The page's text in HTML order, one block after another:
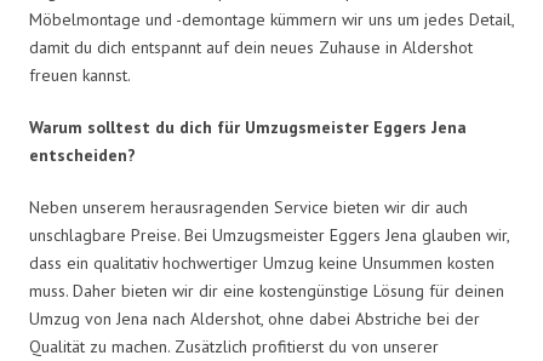
Möbelmontage und -demontage kümmern wir uns um jedes Detail,
damit du dich entspannt auf dein neues Zuhause in Aldershot
freuen kannst.
Warum solltest du dich für Umzugsmeister Eggers Jena
entscheiden?
Neben unserem herausragenden Service bieten wir dir auch
unschlagbare Preise. Bei Umzugsmeister Eggers Jena glauben wir,
dass ein qualitativ hochwertiger Umzug keine Unsummen kosten
muss. Daher bieten wir dir eine kostengünstige Lösung für deinen
Umzug von Jena nach Aldershot, ohne dabei Abstriche bei der
Qualität zu machen. Zusätzlich profitierst du von unserer